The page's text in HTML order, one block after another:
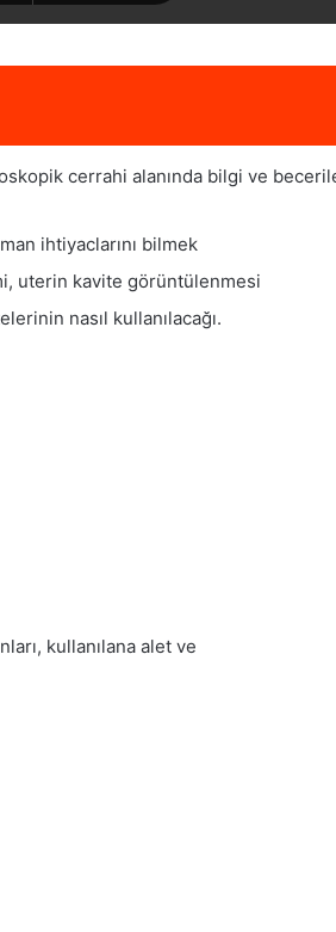
cerrahi alanında bilgi ve
ihtiyaclarını bilmek
uterin kavite görüntülenmesi
nasıl kullanılacağı.
kullanılana alet ve